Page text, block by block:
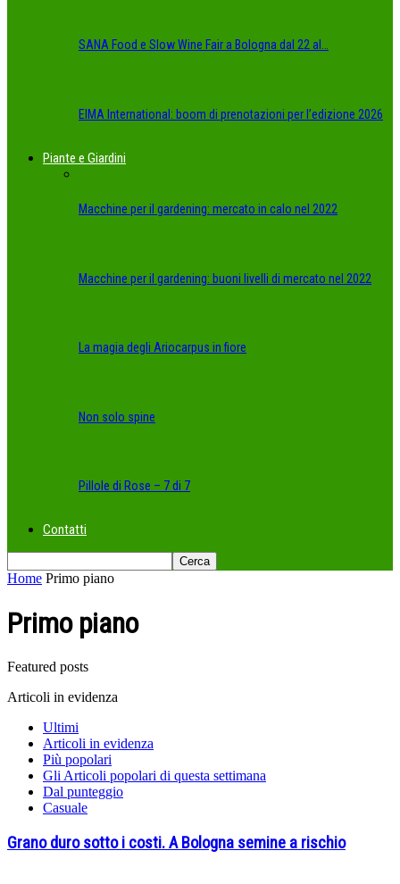
SANA Food e Slow Wine Fair a Bologna dal 22 al…
EIMA International: boom di prenotazioni per l’edizione 2026
Piante e Giardini
Macchine per il gardening: mercato in calo nel 2022
Macchine per il gardening: buoni livelli di mercato nel 2022
La magia degli Ariocarpus in fiore
Non solo spine
Pillole di Rose – 7 di 7
Contatti
Home Primo piano
Primo piano
Featured posts
Articoli in evidenza
Ultimi
Articoli in evidenza
Più popolari
Gli Articoli popolari di questa settimana
Dal punteggio
Casuale
Grano duro sotto i costi. A Bologna semine a rischio